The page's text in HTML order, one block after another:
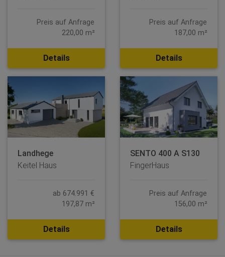
Preis auf Anfrage
220,00 m²
Details
Preis auf Anfrage
187,00 m²
Details
Landhege
Keitel Haus
ab 674.991 €
197,87 m²
Details
SENTO 400 A S130
FingerHaus
Preis auf Anfrage
156,00 m²
Details